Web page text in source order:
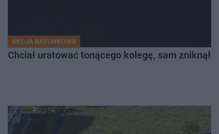
AKCJA RATUNKOWA
Chciał uratować tonącego kolegę, sam zniknął